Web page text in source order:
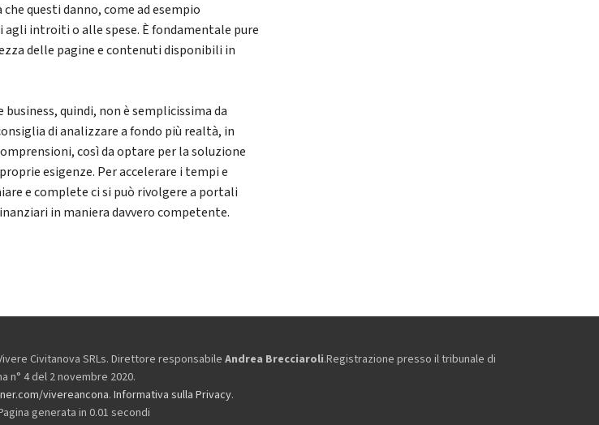
questi danno, come ad esempio
introiti o alle spese. È fondamentale pure
delle pagine e contenuti disponibili in
quindi, non è semplicissima da
di analizzare a fondo più realtà, in
così da optare per la soluzione
esigenze. Per accelerare i tempi e
e complete ci si può rivolgere a portali
in maniera davvero competente.
Civitanova SRLs. Direttore responsabile Andrea Brecciaroli.Registrazione presso il tribunale di
n° 4 del 2 novembre 2020.
vivereancona. Informativa sulla Privacy.
generata in 0.01 secondi